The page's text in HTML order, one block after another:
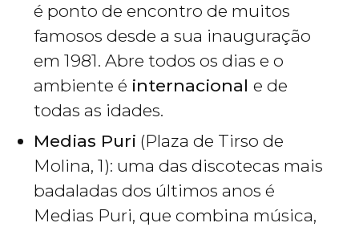
é ponto de encontro de muitos
famosos desde a sua inauguração
em 1981. Abre todos os dias e o
ambiente é internacional e de
todas as idades.
Medias Puri (Plaza de Tirso de
Molina, 1): uma das discotecas mais
badaladas dos últimos anos é
Medias Puri, que combina música,